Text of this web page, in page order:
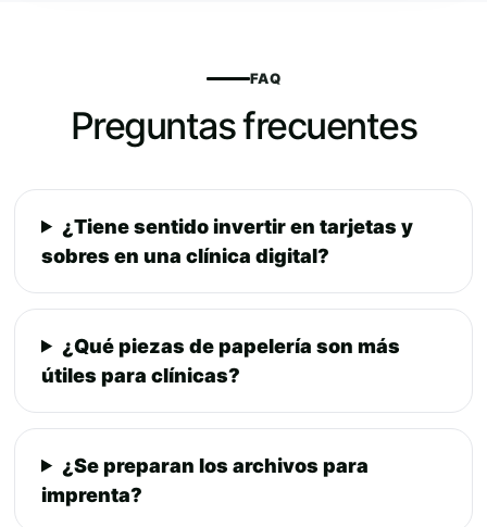
FAQ
Preguntas frecuentes
¿Tiene sentido invertir en tarjetas y
sobres en una clínica digital?
¿Qué piezas de papelería son más
útiles para clínicas?
¿Se preparan los archivos para
imprenta?